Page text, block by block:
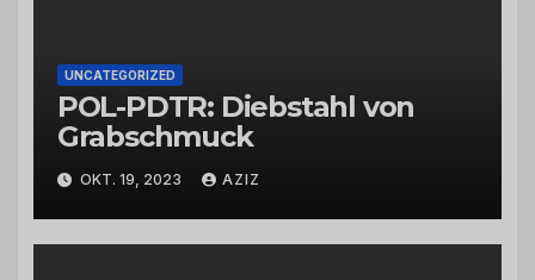
UNCATEGORIZED
POL-PDTR: Diebstahl von
Grabschmuck
OKT. 19, 2023 AZIZ